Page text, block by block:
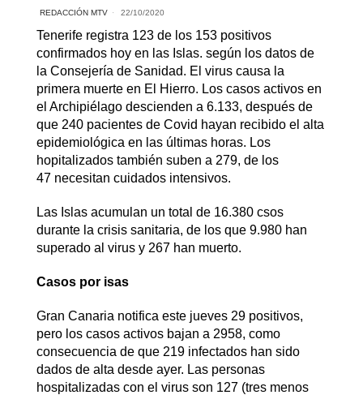
REDACCIÓN MTV 22/10/2020
Tenerife registra 123 de los 153 positivos
confirmados hoy en las Islas. según los datos de
la Consejería de Sanidad. El virus causa la
primera muerte en El Hierro. Los casos activos en
el Archipiélago descienden a 6.133, después de
que 240 pacientes de Covid hayan recibido el alta
epidemiológica en las últimas horas. Los
hopitalizados también suben a 279, de los
47 necesitan cuidados intensivos.
Las Islas acumulan un total de 16.380 csos
durante la crisis sanitaria, de los que 9.980 han
superado al virus y 267 han muerto.
Casos por isas
Gran Canaria notifica este jueves 29 positivos,
pero los casos activos bajan a 2958, como
consecuencia de que 219 infectados han sido
dados de alta desde ayer. Las personas
hospitalizadas con el virus son 127 (tres menos